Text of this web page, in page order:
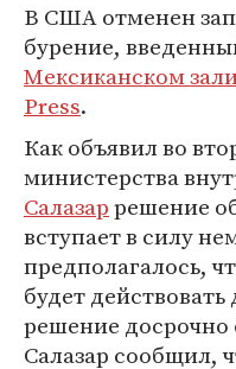
В США отменен
бурение,
Мексиканском
Press.
Как объявил во
министерства
Салазаррешение
вступает в силу
предполагалось,
будет
решение
Салазар сообщил,